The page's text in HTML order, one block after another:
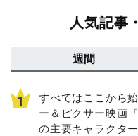
人気記事
週間
すべてはここから
ー＆ピクサー映画
の主要キャラクタ